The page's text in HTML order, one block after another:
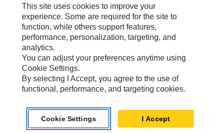
Mina Marknadsföringspreferenser
Platskarta
Cookie Settings
Juridiskt
Sekretess
Europe-Swedish© 2026 Caterpillar. Med ensamrätt.
This site uses cookies to improve your
experience. Some are required for the site to
function, while others support features,
performance, personalization, targeting, and
analytics.
You can adjust your preferences anytime using
Cookie Settings.
By selecting I Accept, you agree to the use of
functional, performance, and targeting cookies.
Cookie Settings I Accept